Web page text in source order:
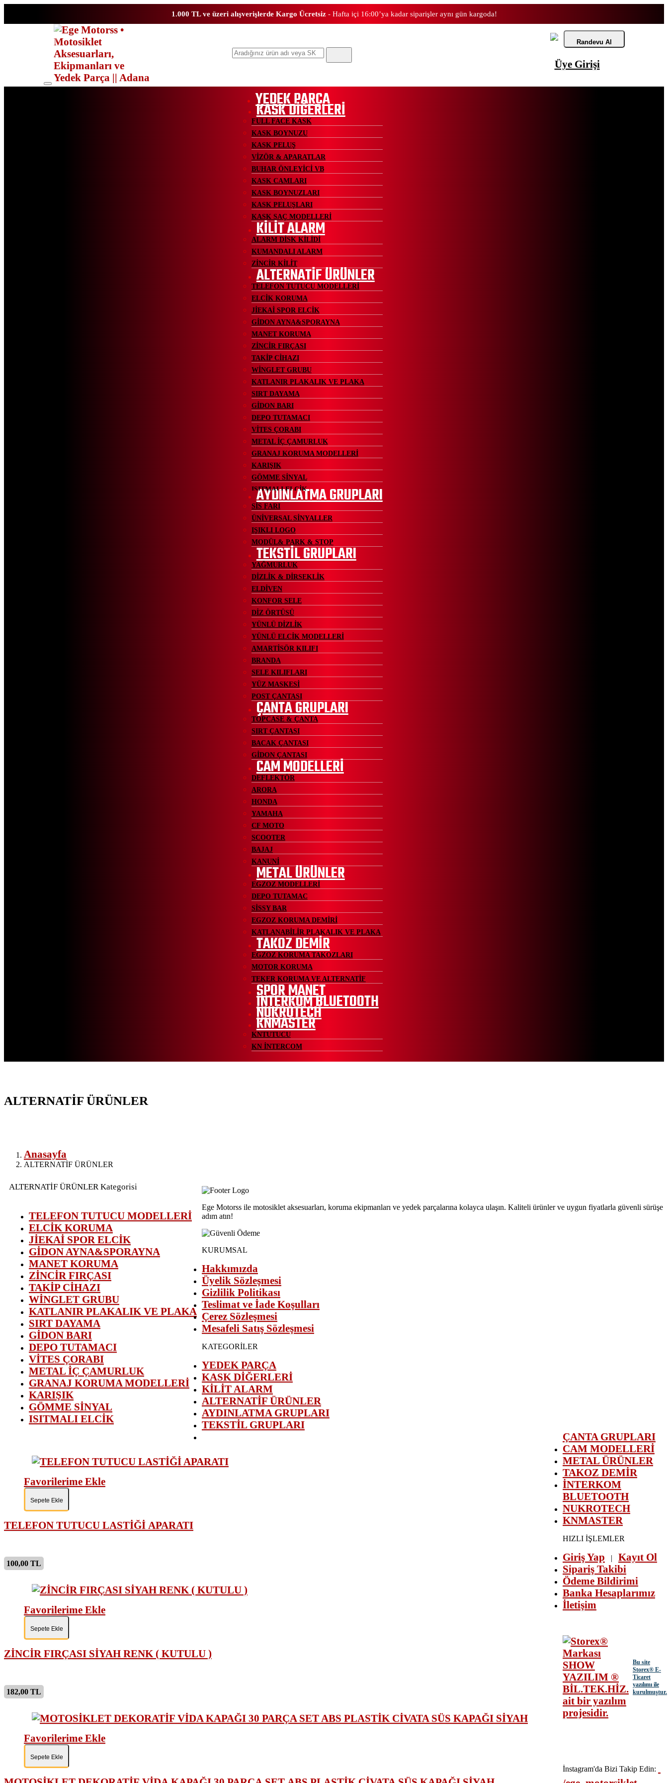
1.000 TL ve üzeri alışverişlerde Kargo Ücretsiz- Hafta içi 16:00’ya kadar siparişler aynı gün kargoda!
Toggle
Ara
Randevu Al
Üye Girişi
YEDEK PARÇA
KASK DİĞERLERİ
FULL FACE KASK
KASK BOYNUZU
KASK PELUŞ
VİZÖR & APARATLAR
BUHAR ÖNLEYİCİ VB
KASK CAMLARI
KASK BOYNUZLARI
KASK PELUŞLARI
KASK SAÇ MODELLERİ
KİLİT ALARM
ALARM DİSK KİLİDİ
KUMANDALI ALARM
ZİNCİR KİLİT
ALTERNATİF ÜRÜNLER
TELEFON TUTUCU MODELLERİ
ELCİK KORUMA
JİEKAİ SPOR ELCİK
GİDON AYNA&SPORAYNA
MANET KORUMA
ZİNCİR FIRÇASI
TAKİP CİHAZI
WİNGLET GRUBU
KATLANIR PLAKALIK VE PLAKA
SIRT DAYAMA
GİDON BARI
DEPO TUTAMACI
VİTES ÇORABI
METAL İÇ ÇAMURLUK
GRANAJ KORUMA MODELLERİ
KARIŞIK
GÖMME SİNYAL
ISITMALI ELCİK
AYDINLATMA GRUPLARI
SİS FARI
ÜNİVERSAL SİNYALLER
IŞIKLI LOGO
MODÜL& PARK & STOP
TEKSTİL GRUPLARI
YAĞMURLUK
DİZLİK & DİRSEKLİK
ELDİVEN
KONFOR SELE
DİZ ÖRTÜSÜ
YÜNLÜ DİZLİK
YÜNLÜ ELCİK MODELLERİ
AMARTİSÖR KILIFI
BRANDA
SELE KILIFLARI
YÜZ MASKESİ
POST ÇANTASI
ÇANTA GRUPLARI
TOPCASE & ÇANTA
SIRT ÇANTASI
BACAK ÇANTASI
GİDON ÇANTASI
CAM MODELLERİ
DEFLEKTÖR
ARORA
HONDA
YAMAHA
CF MOTO
SCOOTER
BAJAJ
KANUNİ
METAL ÜRÜNLER
EGZOZ MODELLERİ
DEPO TUTAMAC
SİSSY BAR
EGZOZ KORUMA DEMİRİ
KATLANABİLİR PLAKALIK VE PLAKA
TAKOZ DEMİR
EGZOZ KORUMA TAKOZLARI
MOTOR KORUMA
TEKER KORUMA VE ALTERNATİF
SPOR MANET
İNTERKOM BLUETOOTH
NUKROTECH
KNMASTER
KNTUTUCU
KN İNTERCOM
ALTERNATİF ÜRÜNLER
Anasayfa
ALTERNATİF ÜRÜNLER
ALTERNATİF ÜRÜNLER Kategorisi
TELEFON TUTUCU MODELLERİ
ELCİK KORUMA
JİEKAİ SPOR ELCİK
GİDON AYNA&SPORAYNA
MANET KORUMA
ZİNCİR FIRÇASI
TAKİP CİHAZI
WİNGLET GRUBU
KATLANIR PLAKALIK VE PLAKA
SIRT DAYAMA
GİDON BARI
DEPO TUTAMACI
VİTES ÇORABI
METAL İÇ ÇAMURLUK
GRANAJ KORUMA MODELLERİ
KARIŞIK
GÖMME SİNYAL
ISITMALI ELCİK
Favorilerime Ekle
Sepete Ekle
TELEFON TUTUCU LASTİĞİ APARATI
100,00 TL
Favorilerime Ekle
Sepete Ekle
ZİNCİR FIRÇASI SİYAH RENK ( KUTULU )
182,00 TL
Favorilerime Ekle
Sepete Ekle
Ege Motorss ile motosiklet aksesuarları, koruma ekipmanları ve yedek parçalarına kolayca ulaşın. Kaliteli ürünler ve uygun fiyatlarla güvenli sürüşe
adım atın!
KURUMSAL
Hakkımızda
Üyelik Sözleşmesi
Gizlilik Politikası
Teslimat ve İade Koşulları
Çerez Sözleşmesi
Mesafeli Satış Sözleşmesi
KATEGORİLER
YEDEK PARÇA
KASK DİĞERLERİ
KİLİT ALARM
ALTERNATİF ÜRÜNLER
AYDINLATMA GRUPLARI
TEKSTİL GRUPLARI
ÇANTA GRUPLARI
CAM MODELLERİ
METAL ÜRÜNLER
TAKOZ DEMİR
İNTERKOM
BLUETOOTH
NUKROTECH
KNMASTER
HIZLI İŞLEMLER
Giriş Yap | Kayıt Ol
Sipariş Takibi
Ödeme Bildirimi
Banka Hesaplarımız
İletişim
Bu site
Storex® E-
Ticaret
yazılımı ile
kurulmuştur.
İnstagram'da Bizi Takip Edin: